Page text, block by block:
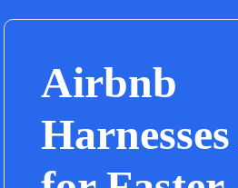
Airbnb